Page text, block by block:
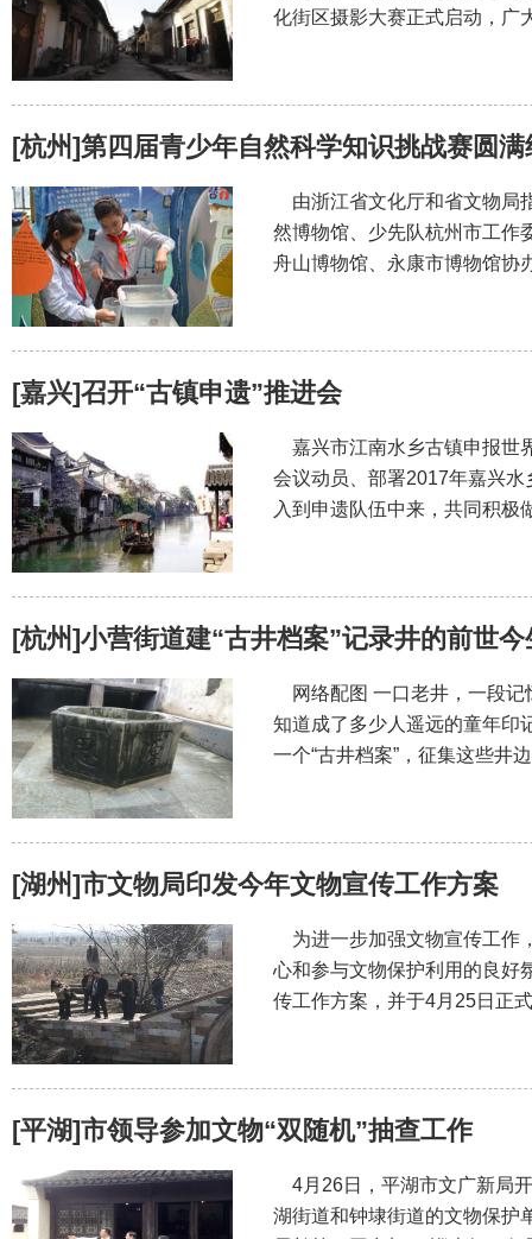
化街区摄影大赛正式启动，
[杭州]第四届青少年自然科学知识挑战赛圆满
由浙江省文化厅和省文物局
然博物馆、少先队杭州市工作
舟山博物馆、永康市博物馆
[嘉兴]召开“古镇申遗”推进会
嘉兴市江南水乡古镇申报世
会议动员、部署2017年嘉兴
入到申遗队伍中来，共同积
[杭州]小营街道建“古井档案”记录井的前世今
网络配图 一口老井，一段记
知道成了多少人遥远的童年印
一个“古井档案”，征集这些井
[湖州]市文物局印发今年文物宣传工作方案
为进一步加强文物宣传工作
心和参与文物保护利用的良好
传工作方案，并于4月25日正
[平湖]市领导参加文物“双随机”抽查工作
4月26日，平湖市文广新局
湖街道和钟埭街道的文物保护